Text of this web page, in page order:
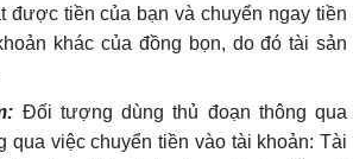
được tiền của bạn và chuyển ngay tiền
khác của đồng bọn, do đó tài sản
Đối tượng dùng thủ đoạn thông qua
qua việc chuyển tiền vào tài khoản: Tài